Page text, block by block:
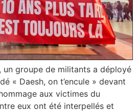
un groupe de militants a déployé
« Daesh, on t’encule » devant
aux victimes du
eux ont été interpellés et